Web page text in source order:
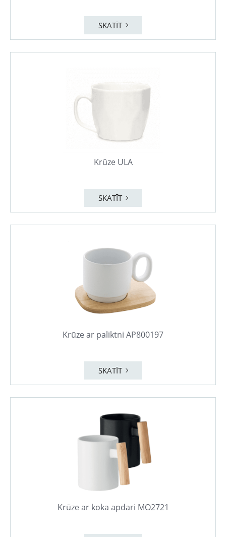
SKATĪT
Krūze ULA
SKATĪT
Krūze ar paliktni AP800197
SKATĪT
Krūze ar koka apdari MO2721